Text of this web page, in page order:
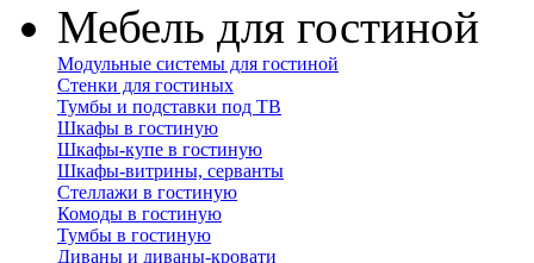
Мебель для гостиной
Модульные системы для гостиной
Стенки для гостиных
Тумбы и подставки под ТВ
Шкафы в гостиную
Шкафы-купе в гостиную
Шкафы-витрины, серванты
Стеллажи в гостиную
Комоды в гостиную
Тумбы в гостиную
Диваны и диваны-кровати